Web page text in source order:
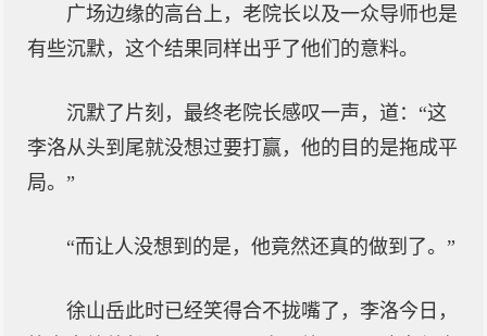
广场边缘的高台上，老院长以及一众导师也是
有些沉默，这个结果同样出乎了他们的意料。
沉默了片刻，最终老院长感叹一声，道：“这
李洛从头到尾就没想过要打赢，他的目的是拖成平
局。”
“而让人没想到的是，他竟然还真的做到了。”
徐山岳此时已经笑得合不拢嘴了，李洛今日，